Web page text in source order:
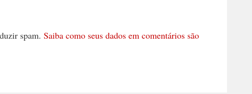
spam. Saiba como seus dados em comentários são